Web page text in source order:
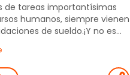
de tareas importantísimas
humanos, siempre vienen
de sueldo.¡Y no es